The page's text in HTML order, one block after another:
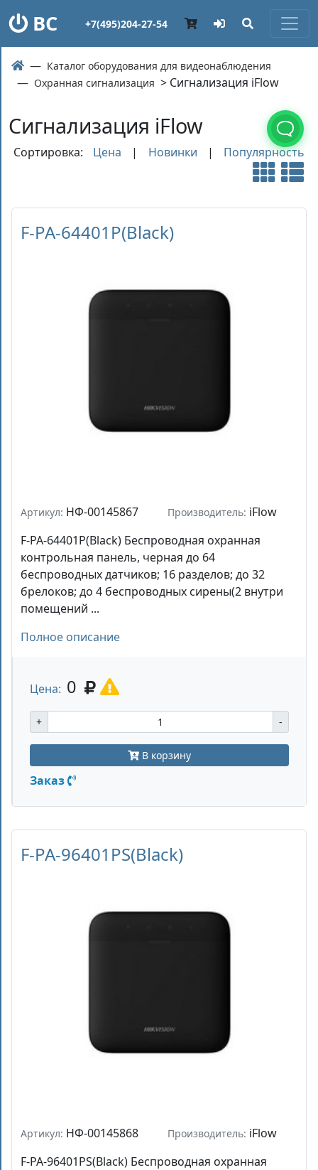
ВС +7(495)204-27-54
Каталог оборудования для видеонаблюдения
Охранная сигнализация > Сигнализация iFlow
Сигнализация iFlow
Сортировка: Цена | Новинки | Популярность
F-PA-64401P(Black)
Артикул: НФ-00145867 Производитель: iFlow
F-PA-64401P(Black) Беспроводная охранная
контрольная панель, черная до 64
беспроводных датчиков; 16 разделов; до 32
брелоков; до 4 беспроводных сирены(2 внутри
помещений ...
Полное описание
Цена: 0
+ -
В корзину
Заказ
F-PA-96401PS(Black)
Артикул: НФ-00145868 Производитель: iFlow
F-PA-96401PS(Black) Беспроводная охранная